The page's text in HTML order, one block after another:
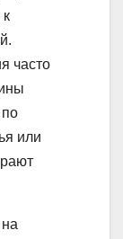
часто
или